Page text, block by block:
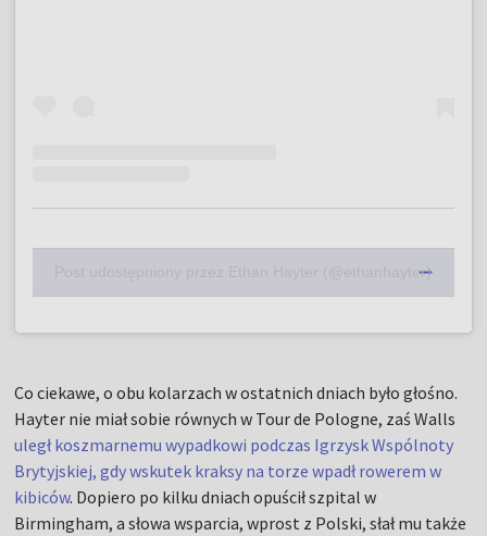
Post udostępniony przez Ethan Hayter (@ethanhayter)
Co ciekawe, o obu kolarzach w ostatnich dniach było głośno.
Hayter nie miał sobie równych w Tour de Pologne, zaś Walls
uległ koszmarnemu wypadkowi podczas Igrzysk Wspólnoty
Brytyjskiej, gdy wskutek kraksy na torze wpadł rowerem w
kibiców. Dopiero po kilku dniach opuścił szpital w
Birmingham, a słowa wsparcia, wprost z Polski, słał mu także